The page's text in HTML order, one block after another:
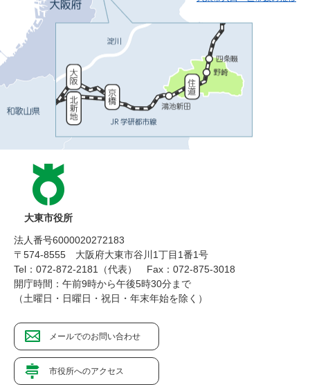
大東市役所
法人番号6000020272183
〒574-8555 大阪府大東市谷川1丁目1番1号
Tel：072-872-2181（代表）
Fax：072-875-3018
開庁時間：午前9時から午後5時30分まで
（土曜日・日曜日・祝日・年末年始を除く）
メールでのお問い合わせ
市役所へのアクセス